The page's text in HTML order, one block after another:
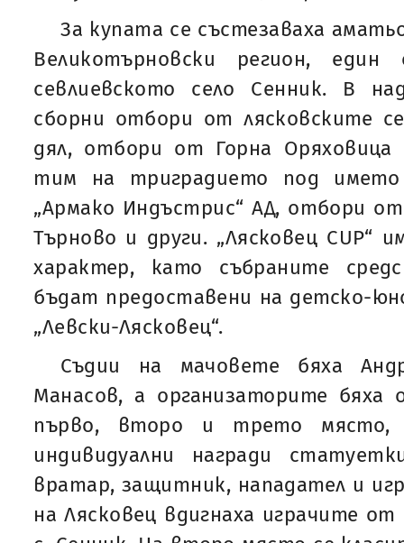
За купата се състезаваха
Великотърновски регион,
севлиевското село Сенник. В
сборни отбори от лясковските
дял, отбори от Горна Оряховица
тим на триградието под името
„Армако Индъстрис“ АД, отбори
Търново и други. „Лясковец CUP“
характер, като събраните
бъдат предоставени на детско-
„Левски-Лясковец“.
Съдии на мачовете бяха
Манасов, а организаторите бяха
първо, второ и трето място,
индивидуални награди
вратар, защитник, нападател и
на Лясковец вдигнаха играчите